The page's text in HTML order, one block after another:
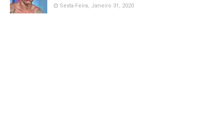
Sexta-Feira, Janeiro 31, 2020